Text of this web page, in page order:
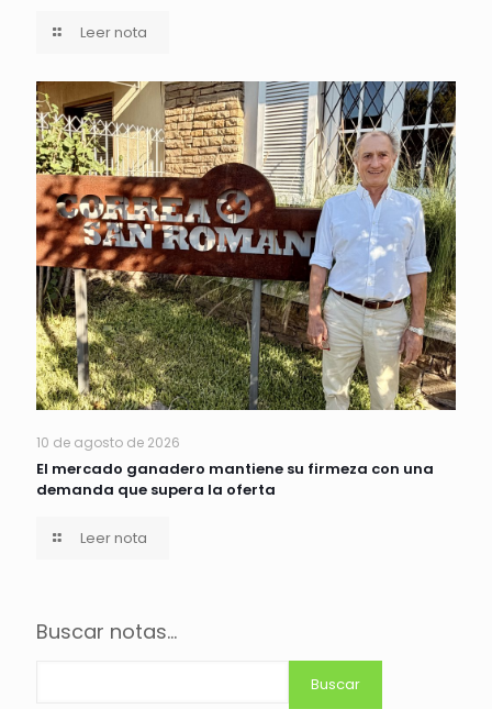
Leer nota
10 de agosto de 2026
El mercado ganadero mantiene su firmeza con una
demanda que supera la oferta
Leer nota
Buscar notas...
Buscar